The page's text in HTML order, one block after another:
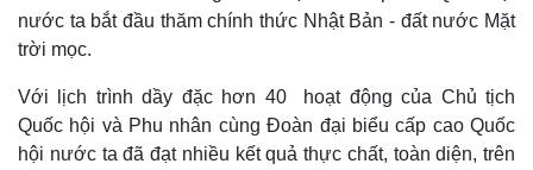
nước ta bắt đầu thăm chính thức Nhật Bản - đất nước Mặt
trời mọc.
Với lịch trình dầy đặc hơn 40 hoạt động của Chủ tịch
Quốc hội và Phu nhân cùng Đoàn đại biểu cấp cao Quốc
hội nước ta đã đạt nhiều kết quả thực chất, toàn diện, trên